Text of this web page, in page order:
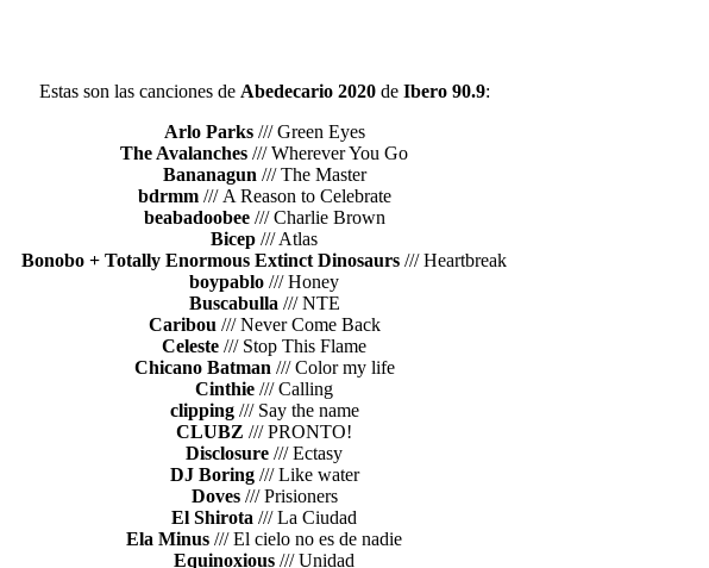
Estas son las canciones de Abedecario 2020de Ibero 90.9:
Arlo Parks/// Green Eyes
The Avalanches /// Wherever You Go
Bananagun /// The Master
bdrmm/// A Reason to Celebrate
beabadoobee/// Charlie Brown
Bicep /// Atlas
Bonobo + Totally Enormous Extinct Dinosaurs /// Heartbreak
boypablo /// Honey
Buscabulla /// NTE
Caribou /// Never Come Back
Celeste /// Stop This Flame
Chicano Batman /// Color my life
Cinthie /// Calling
clipping/// Say the name
CLUBZ /// PRONTO!
Disclosure /// Ectasy
DJ Boring/// Like water
Doves/// Prisioners
El Shirota /// La Ciudad
Ela Minus /// El cielo no es de nadie
Equinoxious /// Unidad